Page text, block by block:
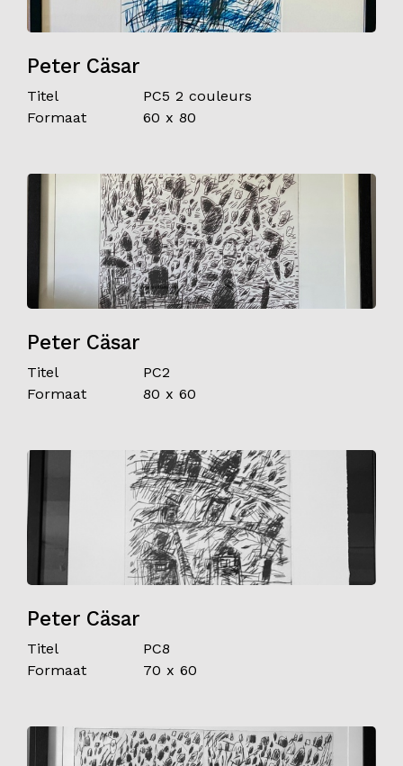
Peter Cäsar
Titel
PC5 2 couleurs
Formaat
60 x 80
Peter Cäsar
Titel
PC2
Formaat
80 x 60
Peter Cäsar
Titel
PC8
Formaat
70 x 60